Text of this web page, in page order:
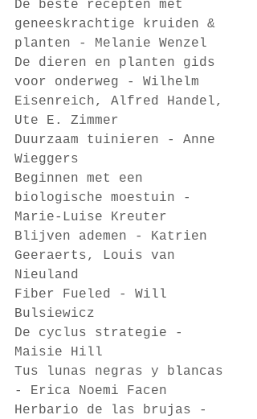
De beste recepten met
geneeskrachtige kruiden &
planten - Melanie Wenzel
De dieren en planten gids
voor onderweg - Wilhelm
Eisenreich, Alfred Handel,
Ute E. Zimmer
Duurzaam tuinieren - Anne
Wieggers
Beginnen met een
biologische moestuin -
Marie-Luise Kreuter
Blijven ademen - Katrien
Geeraerts, Louis van
Nieuland
Fiber Fueled - Will
Bulsiewicz
De cyclus strategie -
Maisie Hill
Tus lunas negras y blancas
- Erica Noemi Facen
Herbario de las brujas -